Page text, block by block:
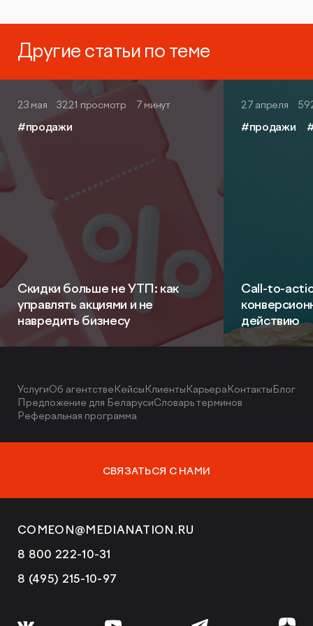
Другие статьи по теме
23 мая 3221 просмотр 7 минут
#продажи
Скидки больше не УТП: как
управлять акциями и не
навредить бизнесу
27 апреля
#продажи
Call-to-
действию
УслугиОб агентствеКейсыКлиентыКарьераКонтактыБлог
Предложение для БеларусиСловарь терминов
Реферальная программа
СВЯЗАТЬСЯ С НАМИ
COMEON@MEDIANATION.RU
8 800 222-10-31
8 (495) 215-10-97